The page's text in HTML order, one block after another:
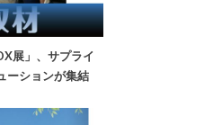
展」、サプライ
ーションが集結